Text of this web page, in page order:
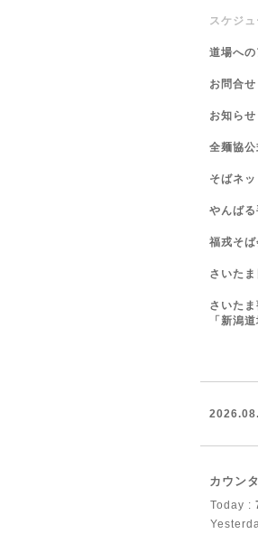
スケジ
道場へ
お問合せ
お知らせ
全麺協公
そばネ
やんば
福戎そば
さいた
さいた
「新潟道
カウン
Today :